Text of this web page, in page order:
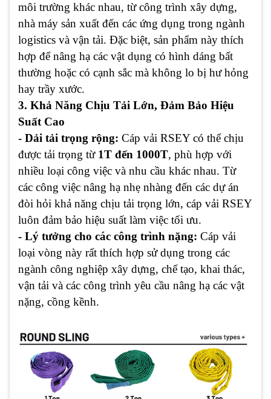
môi trường khác nhau, từ công trình xây dựng,
nhà máy sản xuất đến các ứng dụng trong ngành
logistics và vận tải. Đặc biệt, sản phẩm này thích
hợp để nâng hạ các vật dụng có hình dáng bất
thường hoặc có cạnh sắc mà không lo bị hư hỏng
hay trầy xước.
3. Khả Năng Chịu Tải Lớn, Đảm Bảo Hiệu
Suất Cao
- Dải tải trọng rộng: Cáp vải RSEY có thể chịu
được tải trọng từ 1T đến 1000T, phù hợp với
nhiều loại công việc và nhu cầu khác nhau. Từ
các công việc nâng hạ nhẹ nhàng đến các dự án
đòi hỏi khả năng chịu tải trọng lớn, cáp vải RSEY
luôn đảm bảo hiệu suất làm việc tối ưu.
- Lý tưởng cho các công trình nặng: Cáp vải
loại vòng này rất thích hợp sử dụng trong các
ngành công nghiệp xây dựng, chế tạo, khai thác,
vận tải và các công trình yêu cầu nâng hạ các vật
nặng, cồng kềnh.